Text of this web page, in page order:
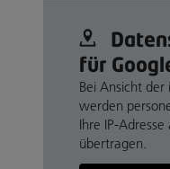
für
Bei Ansicht
werden
Ihre IP-
übertragen.